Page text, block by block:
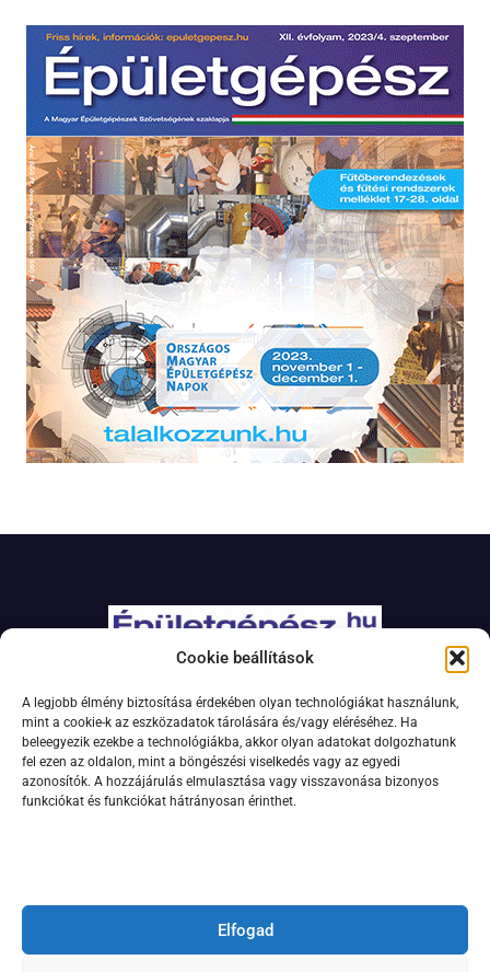
Cookie beállítások
A legjobb élmény biztosítása érdekében olyan technológiákat használunk,
mint a cookie-k az eszközadatok tárolására és/vagy eléréséhez. Ha
beleegyezik ezekbe a technológiákba, akkor olyan adatokat dolgozhatunk
fel ezen az oldalon, mint a böngészési viselkedés vagy az egyedi
azonosítók. A hozzájárulás elmulasztása vagy visszavonása bizonyos
funkciókat és funkciókat hátrányosan érinthet.
Elfogad
Adatkezelési szabályzat
Jogi nyilatkozat
Kapcsolat
Impresszum